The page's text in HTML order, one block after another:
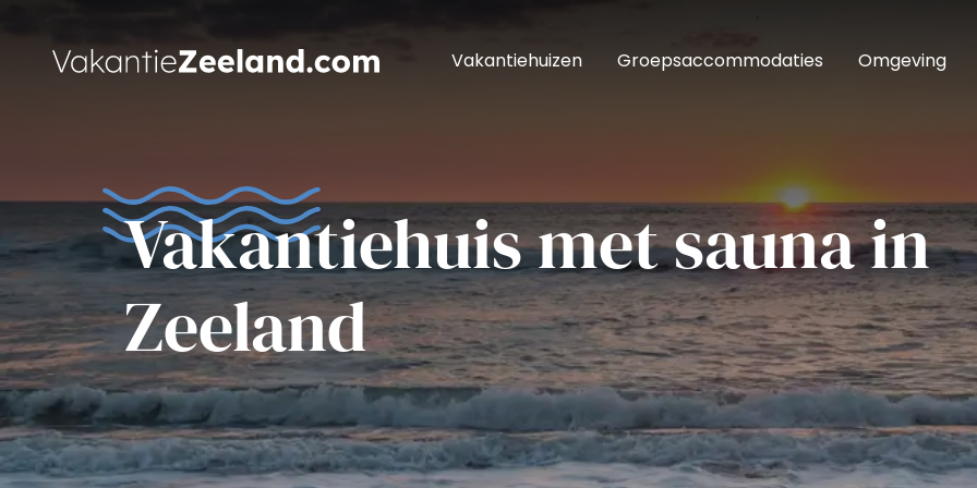
Vakantiehuizen Groepsaccommodaties Omgeving
Vakantiehuis met sauna in
Zeeland